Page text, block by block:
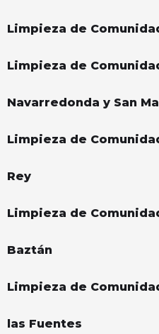
Limpieza de
Limpieza de
Navarredonda y San
Limpieza de
Rey
Limpieza de
Baztán
Limpieza de
las Fuentes